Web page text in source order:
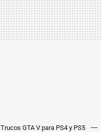
Trucos GTA V para PS4 y PS5